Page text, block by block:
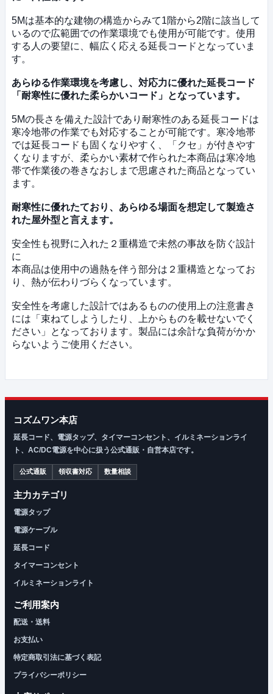
5Mは基本的な建物の構造からみて1階から2階に該当して
いるので広範囲での作業環境でも使用が可能です。使用
する人の要望に、幅広く応える延長コードとなっていま
す。
あらゆる作業環境を考慮し、対応力に優れた延長コード
「耐寒性に優れた柔らかいコード」となっています。
5Mの長さを備えた設計であり耐寒性のある延長コードは
寒冷地帯の作業でも対応することが可能です。寒冷地帯
では延長コードも固くなりやすく、「クセ」が付きやす
くなりますが、柔らかい素材で作られた本商品は寒冷地
帯で作業後の巻きなおしまで思慮された商品となってい
ます。
耐寒性に優れたており、あらゆる場面を想定して製造さ
れた屋外型と言えます。
安全性も視野に入れた２重構造で未然の事故を防ぐ設計
に
本商品は使用中の過熱を伴う部分は２重構造となってお
り、熱が伝わりづらくなっています。
安全性を考慮した設計ではあるものの使用上の注意書き
には「束ねてしようしたり、上からものを載せないでく
ださい」となっております。製品には余計な負荷がかか
らないようご使用ください。
コズムワン本店
延長コード、電源タップ、タイマーコンセント、イルミネーションライ
ト、AC/DC電源を中心に扱う公式通販・自営本店です。
公式通販 領収書対応 数量相談
主力カテゴリ
電源タップ
電源ケーブル
延長コード
タイマーコンセント
イルミネーションライト
ご利用案内
配送・送料
お支払い
特定商取引法に基づく表記
プライバシーポリシー